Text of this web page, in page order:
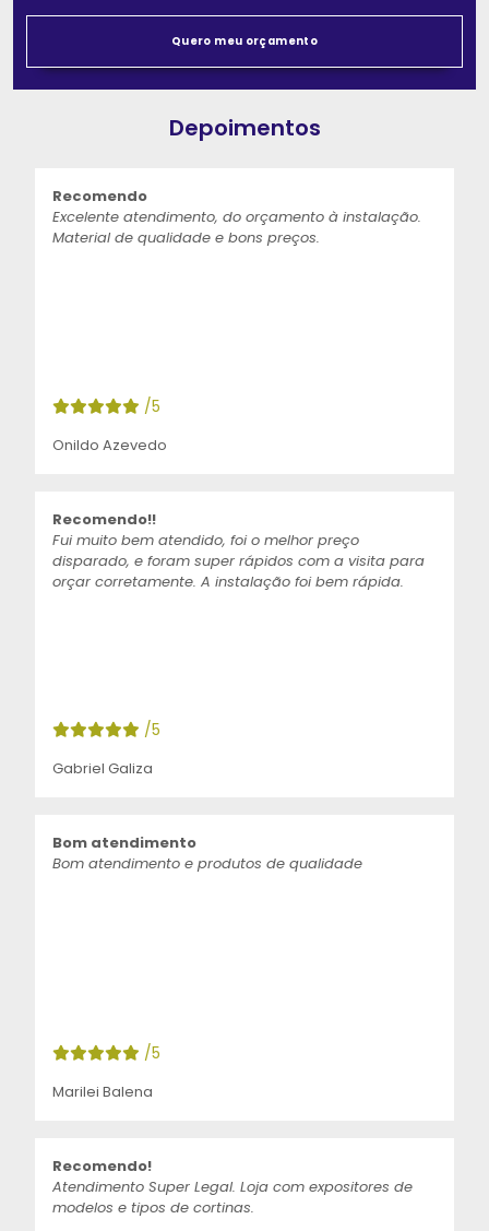
Quero meu orçamento
Depoimentos
Recomendo
Excelente atendimento, do orçamento à instalação.
Material de qualidade e bons preços.
/5
Onildo Azevedo
Recomendo!!
Fui muito bem atendido, foi o melhor preço
disparado, e foram super rápidos com a visita para
orçar corretamente. A instalação foi bem rápida.
/5
Gabriel Galiza
Bom atendimento
Bom atendimento e produtos de qualidade
/5
Marilei Balena
Recomendo!
Atendimento Super Legal. Loja com expositores de
modelos e tipos de cortinas.